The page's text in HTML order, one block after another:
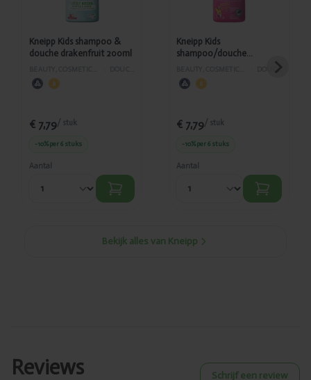
Kneipp Kids shampoo &
douche drakenfruit 200ml
€ 7,79/ stuk
-10%per 6 stuks
Aantal
Kneipp Kids
shampoo/douche
DOUCHE EN BAD
€ 7,79/ stuk
-10%per 6 stuks
Aantal
Bekijk alles van Kneipp
Reviews Schrijf een review